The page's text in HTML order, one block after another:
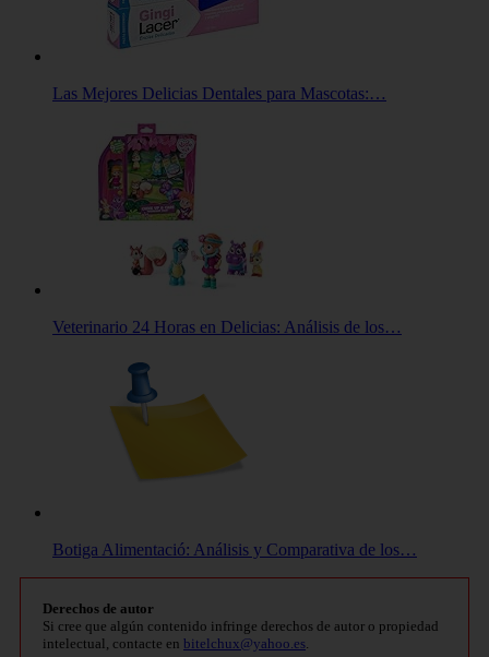
Las Mejores Delicias Dentales para Mascotas:…
Veterinario 24 Horas en Delicias: Análisis de los…
Botiga Alimentació: Análisis y Comparativa de los…
Derechos de autor
Si cree que algún contenido infringe derechos de autor o propiedad
intelectual, contacte en bitelchux@yahoo.es.